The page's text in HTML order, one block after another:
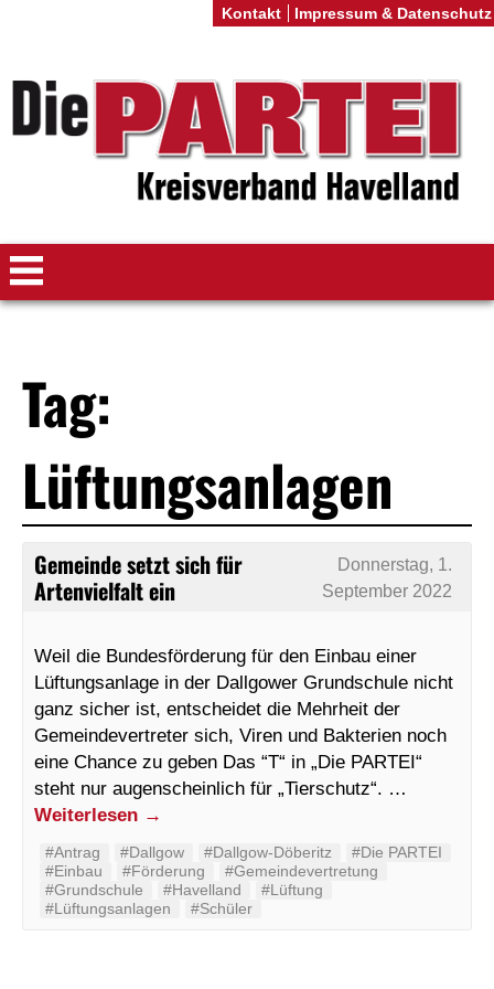
Tag:
Lüftungsanlagen
Gemeinde setzt sich für
Artenvielfalt ein
Donnerstag, 1.
September 2022
Weil die Bundesförderung für den Einbau einer
Lüftungsanlage in der Dallgower Grundschule nicht
ganz sicher ist, entscheidet die Mehrheit der
Gemeindevertreter sich, Viren und Bakterien noch
eine Chance zu geben Das “T“ in „Die PARTEI“
steht nur augenscheinlich für „Tierschutz“. …
Weiterlesen →
#Antrag #Dallgow #Dallgow-Döberitz
#Die PARTEI
#Einbau
#Förderung
#Gemeindevertretung
#Grundschule
#Havelland
#Lüftung
#Lüftungsanlagen
#Schüler
Kontakt Impressum & Datenschutz